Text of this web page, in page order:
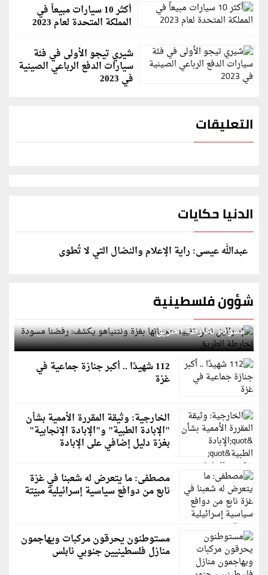
أكثر 10 سيارات مبيعاً في
المملكة المتحدة لعام 2023
شيري تيجو الأولى في فئة
سيارات الدفع الرباعي الصينية
في 2023
التعليقات
الدنيا حكايات
عبدالله عيسى: راية الإعلام والنضال التي لا تُطوى
شؤون فلسطينية
إسرائيل تعلن تقييد هجماتها بغزة ونتنياهو يكشف: رفضنا
مسودة لخارطة الطريق
112 شهيدًا .. أكبر جنازة جماعية في
غزة
الخارجية: وثيقة المقررة الأممية بشأن
"الإبادة الطبية" و"الإبادة الإنجابية"
بغزة دليل إضافي على الإبادة
مصطفى: ما يتعرض له شعبنا في غزة
نابع من دوافع سياسية إسرائيلية مبيّتة
مستوطنون يحرقون مركبات ويهاجمون
منازل فلسطينيين جنوبي نابلس